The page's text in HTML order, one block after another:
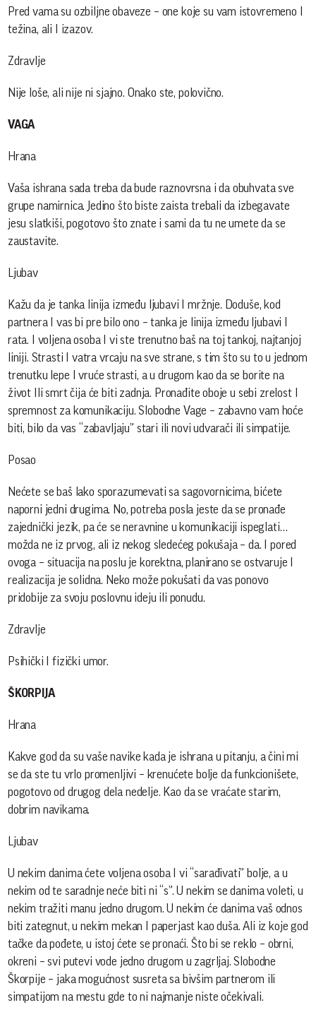
Pred vama su ozbiljne obaveze – one koje su vam istovremeno I
težina, ali I izazov.
Zdravlje
Nije loše, ali nije ni sjajno. Onako ste, polovično.
VAGA
Hrana
Vaša ishrana sada treba da bude raznovrsna i da obuhvata sve
grupe namirnica. Jedino što biste zaista trebali da izbegavate
jesu slatkiši, pogotovo što znate i sami da tu ne umete da se
zaustavite.
Ljubav
Kažu da je tanka linija između ljubavi I mržnje. Doduše, kod
partnera I vas bi pre bilo ono – tanka je linija između ljubavi I
rata. I voljena osoba I vi ste trenutno baš na toj tankoj, najtanjoj
liniji. Strasti I vatra vrcaju na sve strane, s tim što su to u jednom
trenutku lepe I vruće strasti, a u drugom kao da se borite na
život Ili smrt čija će biti zadnja. Pronađite oboje u sebi zrelost I
spremnost za komunikaciju. Slobodne Vage – zabavno vam hoće
biti, bilo da vas “zabavljaju” stari ili novi udvarači ili simpatije.
Posao
Nećete se baš lako sporazumevati sa sagovornicima, bićete
naporni jedni drugima. No, potreba posla jeste da se pronađe
zajednički jezik, pa će se neravnine u komunikaciji ispeglati…
možda ne iz prvog, ali iz nekog sledećeg pokušaja – da. I pored
ovoga – situacija na poslu je korektna, planirano se ostvaruje I
realizacija je solidna. Neko može pokušati da vas ponovo
pridobije za svoju poslovnu ideju ili ponudu.
Zdravlje
Psihički I fizički umor.
ŠKORPIJA
Hrana
Kakve god da su vaše navike kada je ishrana u pitanju, a čini mi
se da ste tu vrlo promenljivi – krenućete bolje da funkcionišete,
pogotovo od drugog dela nedelje. Kao da se vraćate starim,
dobrim navikama.
Ljubav
U nekim danima ćete voljena osoba I vi “sarađivati” bolje, a u
nekim od te saradnje neće biti ni “s”. U nekim se danima voleti, u
nekim tražiti manu jedno drugom. U nekim će danima vaš odnos
biti zategnut, u nekim mekan I paperjast kao duša. Ali iz koje god
tačke da pođete, u istoj ćete se pronaći. Što bi se reklo – obrni,
okreni – svi putevi vode jedno drugom u zagrljaj. Slobodne
Škorpije – jaka mogućnost susreta sa bivšim partnerom ili
simpatijom na mestu gde to ni najmanje niste očekivali.